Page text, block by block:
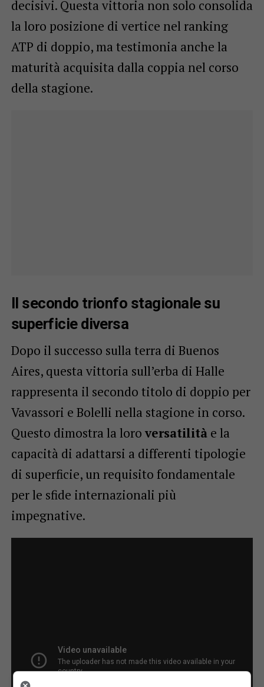
decisivi. Questa vittoria non solo consolida
la loro posizione di vertice nel ranking
ATP di doppio, ma testimonia anche la
maturità acquisita dalla coppia nel corso
della stagione.
Il secondo trionfo stagionale su
superficie diversa
Dopo il successo sulla terra di Buenos
Aires, questa vittoria sull’erba di Halle
rappresenta il secondo titolo di doppio per
Vavassori e Bolelli nella stagione in corso.
Questo dimostra la loro versatilitàe la
capacità di adattarsi a differenti tipologie
di superficie, un requisito fondamentale
per le sfide internazionali più
impegnative.